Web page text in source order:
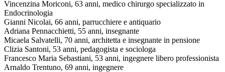
Vincenzina Moriconi, 63 anni, medico chirurgo specializzato in
Endocrinologia
Gianni Nicolai, 66 anni, parrucchiere e antiquario
Adriana Pennacchietti, 55 anni, insegnante
Micaela Salvatelli, 70 anni, architetta e insegnante in pensione
Clizia Santoni, 53 anni, pedagogista e sociologa
Francesco Maria Sebastiani, 53 anni, ingegnere libero professionista
Arnaldo Trentuno, 69 anni, ingegnere